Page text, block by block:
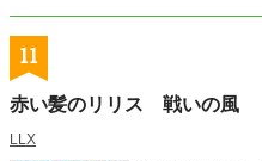
11
赤い髪のリリス 戦いの風
LLX